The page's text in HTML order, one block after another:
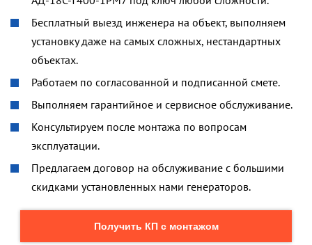
Бесплатный выезд инженера на объект, выполняем
установку даже на самых сложных, нестандартных
объектах.
Работаем по согласованной и подписанной смете.
Выполняем гарантийное и сервисное обслуживание.
Консультируем после монтажа по вопросам
эксплуатации.
Предлагаем договор на обслуживание с большими
скидками установленных нами генераторов.
Получить КП с монтажом